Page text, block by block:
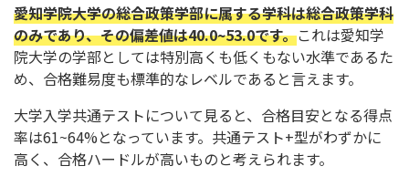
愛知学院大学の総合政策学部に属する学科は総合政策学科
のみであり、その偏差値は40.0~53.0です。これは愛知学
院大学の学部としては特別高くも低くもない水準であるた
め、合格難易度も標準的なレベルであると言えます。
大学入学共通テストについて見ると、合格目安となる得点
率は61~64%となっています。共通テスト+型がわずかに
高く、合格ハードルが高いものと考えられます。